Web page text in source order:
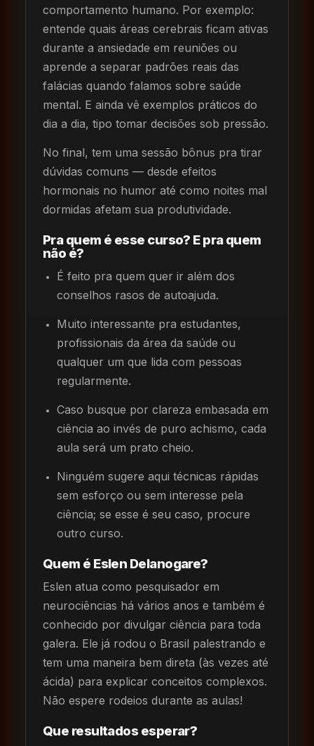
comportamento humano. Por exemplo:
entende quais áreas cerebrais ficam ativas
durante a ansiedade em reuniões ou
aprende a separar padrões reais das
falácias quando falamos sobre saúde
mental. E ainda vê exemplos práticos do
dia a dia, tipo tomar decisões sob pressão.
No final, tem uma sessão bônus pra tirar
dúvidas comuns — desde efeitos
hormonais no humor até como noites mal
dormidas afetam sua produtividade.
Pra quem é esse curso? E pra quem
não é?
É feito pra quem quer ir além dos
conselhos rasos de autoajuda.
Muito interessante pra estudantes,
profissionais da área da saúde ou
qualquer um que lida com pessoas
regularmente.
Caso busque por clareza embasada em
ciência ao invés de puro achismo, cada
aula será um prato cheio.
Ninguém sugere aqui técnicas rápidas
sem esforço ou sem interesse pela
ciência; se esse é seu caso, procure
outro curso.
Quem é Eslen Delanogare?
Eslen atua como pesquisador em
neurociências há vários anos e também é
conhecido por divulgar ciência para toda
galera. Ele já rodou o Brasil palestrando e
tem uma maneira bem direta (às vezes até
ácida) para explicar conceitos complexos.
Não espere rodeios durante as aulas!
Que resultados esperar?